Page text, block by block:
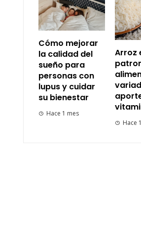
Cómo mejorar
la calidad del
sueño para
personas con
lupus y cuidar
su bienestar
Hace 1 mes
Arroz
Hace